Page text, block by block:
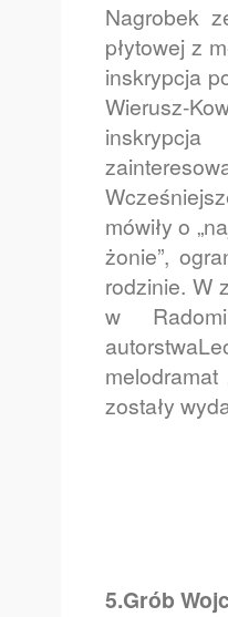
Nagrobek
płytowej z
inskrypcja
Wierusz-
mówiły o
żonie”,
rodzinie. W
w
zostały
5.Grób